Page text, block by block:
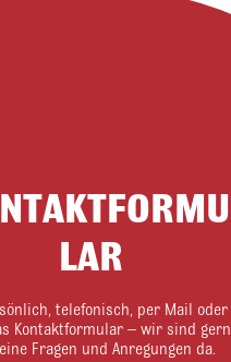
LAR
telefonisch, per Mail oder
Kontaktformular – wir sind gern
Fragen und Anregungen da.